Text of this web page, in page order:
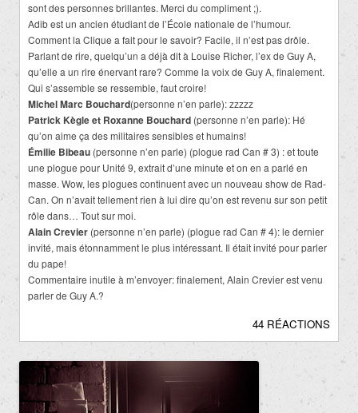
sont des personnes brillantes. Merci du compliment ;).
Adib est un ancien étudiant de l’École nationale de l’humour.
Comment la Clique a fait pour le savoir? Facile, il n’est pas drôle.
Parlant de rire, quelqu’un a déjà dit à Louise Richer, l’ex de Guy A,
qu’elle a un rire énervant rare? Comme la voix de Guy A, finalement.
Qui s’assemble se ressemble, faut croire!
Michel Marc Bouchard(personne n’en parle): zzzzz
Patrick Kègle et Roxanne Bouchard (personne n’en parle): Hé
qu’on aime ça des militaires sensibles et humains!
Émilie Bibeau (personne n’en parle) (plogue rad Can # 3) : et toute
une plogue pour Unité 9, extrait d’une minute et on en a parlé en
masse. Wow, les plogues continuent avec un nouveau show de Rad-
Can. On n’avait tellement rien à lui dire qu’on est revenu sur son petit
rôle dans… Tout sur moi.
Alain Crevier (personne n’en parle) (plogue rad Can # 4): le dernier
invité, mais étonnamment le plus intéressant. Il était invité pour parler
du pape!
Commentaire inutile à m’envoyer: finalement, Alain Crevier est venu
parler de Guy A.?
44 RÉACTIONS